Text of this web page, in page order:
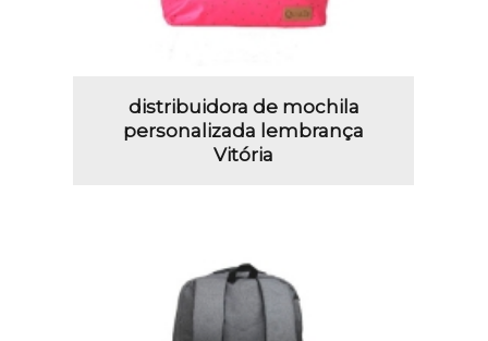
distribuidora de mochila
personalizada lembrança
Vitória